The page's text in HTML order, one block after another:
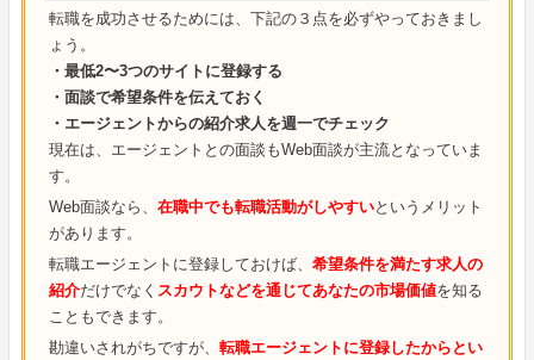
転職を成功させるためには、下記の３点を必ずやっておきまし
ょう。
・最低2〜3つのサイトに登録する
・面談で希望条件を伝えておく
・エージェントからの紹介求人を週一でチェック
現在は、エージェントとの面談もWeb面談が主流となっていま
す。
Web面談なら、 在職中でも転職活動がしやすいというメリット
があります。
転職エージェントに登録しておけば、 希望条件を満たす求人の
紹介だけでなく スカウトなどを通じてあなたの市場価値を知る
こともできます。
勘違いされがちですが、 転職エージェントに登録したからとい